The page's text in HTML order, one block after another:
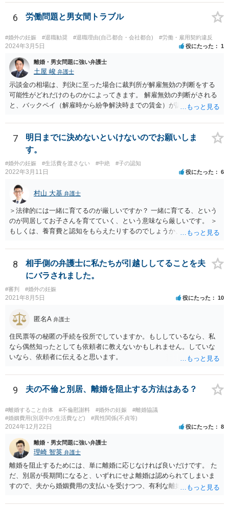
難しいと思われれば、弁護士に入ってもらうことも検討されてくださ
い。 一度、お近くの弁護士に相談されてみてもよいと思います。
6 労働問題と男女間トラブル
#婚外の妊娠 #退職勧奨 #退職理由(自己都合・会社都合) #労働・雇用契約違反
2024年3月5日 役にたった 1
離婚・男女問題に強い弁護士
土屋 峻 弁護士
示談金の相場は、判決に至った場合に裁判所が解雇無効の判断をする
可能性がどれだけのものかによってきます。 解雇無効の判断がされる
と、バックペイ（解雇時から紛争解決時までの賃金）が認められるの
準となります。解決金の基準は、半年から１年程度の賃金相当額くら
いだと思います。 この件は、弁護士に具体的な内容について、ご相談
された方がよい事案だと考えます。
7
明日までに決めないといけないのでお願いしま
す。
#婚外の妊娠 #生活費を渡さない #中絶 #子の認知
2022年3月11日 役にたった 6
村山 大基 弁護士
＞法律的には一緒に育てるのが厳しいですか？ 一緒に育てる、という
のが同居してお子さんを育てていく、という意味なら厳しいです。 ＞
もしくは、養育費と認知をもらえたりするのでしょうか、 相手が認知
す。 また、認知されたことを前提に、父親として子を養う義務があり
ますので、 養育費を請求できます。 ただ、極端な話相手に収入がなか
ったり、行方不明だったりすると、実際上の回収が難しい可能性はあ
ります。
8
相手側の弁護士に私たちが引越ししてることを夫
にバラされました。
#審判 #婚外の妊娠
2021年8月5日 役にたった 10
匿名A 弁護士
住民票等の秘匿の手続を役所でしていますか。もししているなら、私
なら偶然知ったとしても依頼者に教えないかもしれません。していな
いなら、依頼者に伝えると思います。
9 夫の不倫と別居、離婚を阻止する方法はある？
#離婚すること自体 #不倫慰謝料 #婚外の妊娠
#離婚協議
#婚姻費用(別居中の生活費など)
#異性関係(不貞等)
2024年12月22日 役にたった 8
離婚・男女問題に強い弁護士
理崎 智英 弁護士
離婚を阻止するためには、単に離婚に応じなければ良いだけです。 た
だ、別居が長期間になると、いずれにせよ離婚は認められてしまいま
すので、夫から婚姻費用の支払いを受けつつ、有利な離婚条件での離